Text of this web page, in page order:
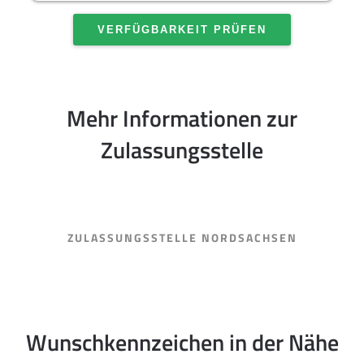
VERFÜGBARKEIT PRÜFEN
Mehr Informationen zur
Zulassungsstelle
ZULASSUNGSSTELLE NORDSACHSEN
Wunschkennzeichen in der Nähe